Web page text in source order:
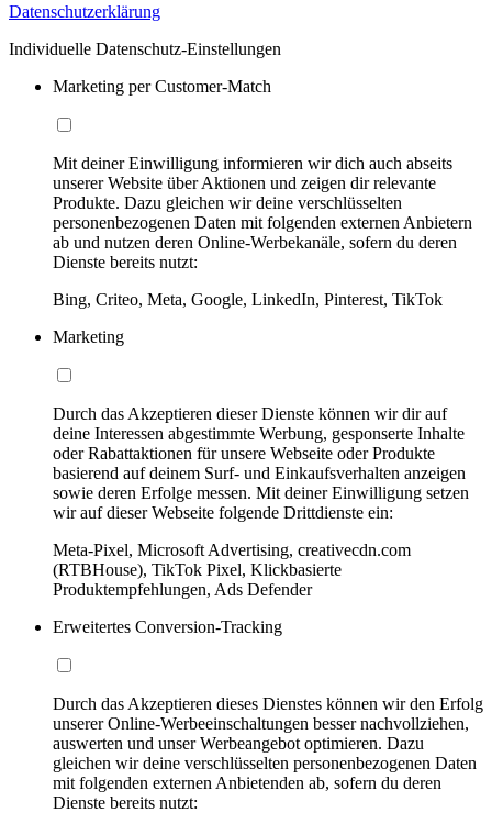
Datenschutzerklärung
Individuelle Datenschutz-Einstellungen
Marketing per Customer-Match
Mit deiner Einwilligung informieren wir dich auch abseits
unserer Website über Aktionen und zeigen dir relevante
Produkte. Dazu gleichen wir deine verschlüsselten
personenbezogenen Daten mit folgenden externen Anbietern
ab und nutzen deren Online-Werbekanäle, sofern du deren
Dienste bereits nutzt:
Bing, Criteo, Meta, Google, LinkedIn, Pinterest, TikTok
Marketing
Durch das Akzeptieren dieser Dienste können wir dir auf
deine Interessen abgestimmte Werbung, gesponserte Inhalte
oder Rabattaktionen für unsere Webseite oder Produkte
basierend auf deinem Surf- und Einkaufsverhalten anzeigen
sowie deren Erfolge messen. Mit deiner Einwilligung setzen
wir auf dieser Webseite folgende Drittdienste ein:
Meta-Pixel, Microsoft Advertising, creativecdn.com
(RTBHouse), TikTok Pixel, Klickbasierte
Produktempfehlungen, Ads Defender
Erweitertes Conversion-Tracking
Durch das Akzeptieren dieses Dienstes können wir den Erfolg
unserer Online-Werbeeinschaltungen besser nachvollziehen,
auswerten und unser Werbeangebot optimieren. Dazu
gleichen wir deine verschlüsselten personenbezogenen Daten
mit folgenden externen Anbietenden ab, sofern du deren
Dienste bereits nutzt: